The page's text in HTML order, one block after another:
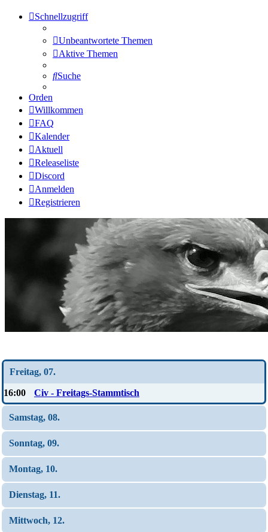
Schnellzugriff
Unbeantwortete Themen
Aktive Themen
Suche
Orden
Willkommen
FAQ
Kalender
Aktuell
Releaseliste
Discord
Anmelden
Registrieren
Freitag, 07.
16:00 Civ - Freitags-Stammtisch
Samstag, 08.
Sonntag, 09.
Montag, 10.
Dienstag, 11.
Mittwoch, 12.